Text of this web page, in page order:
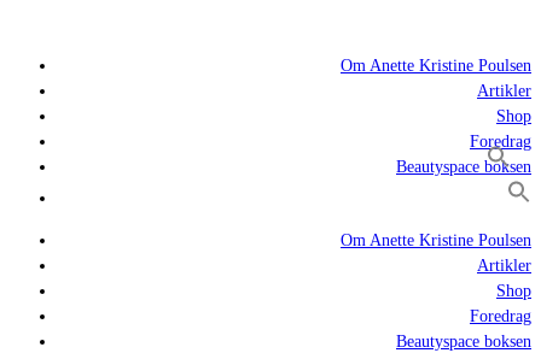
Om Anette Kristine Poulsen
Artikler
Shop
Foredrag
Beautyspace boksen
Om Anette Kristine Poulsen
Artikler
Shop
Foredrag
Beautyspace boksen